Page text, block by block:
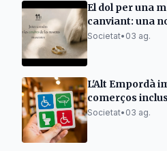
El dol per una
canviant: una
mantenir-ne viu
Societat• 03 ag.
L'Alt Empordà
comerços
autistes
Societat• 03 ag.